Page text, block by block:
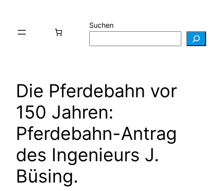
springen
Suchen
Die Pferdebahn vor
150 Jahren:
Pferdebahn-Antrag
des Ingenieurs J.
Büsing.